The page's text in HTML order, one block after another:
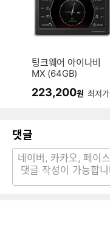
팅크웨어 아이나비
MX (64GB)
223,200원 최저가
댓글